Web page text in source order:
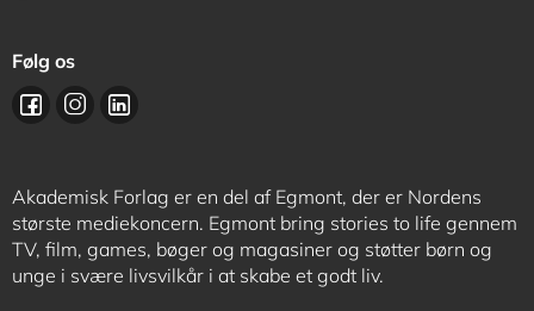
Følg os
Akademisk Forlag er en del af Egmont, der er Nordens
største mediekoncern. Egmont bring stories to life gennem
TV, film, games, bøger og magasiner og støtter børn og
unge i svære livsvilkår i at skabe et godt liv.